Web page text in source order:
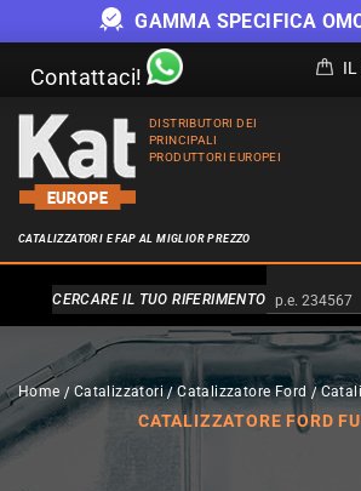
GAMMA SPECIFICA
Contattaci! IL
DISTRIBUTORI DEI
PRINCIPALI
PRODUTTORI EUROPEI
CATALIZZATORI E FAP AL MIGLIOR PREZZO
Alternativa a Doofinder
CERCARE IL TUO RIFERIMENTO
Home Catalizzatori Catalizzatore Ford
CATALIZZATORE FORD